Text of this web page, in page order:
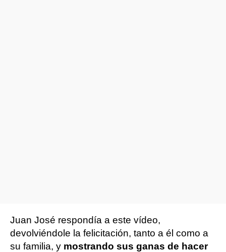
Juan José respondía a este vídeo,
devolviéndole la felicitación, tanto a él como a
su familia, y mostrando sus ganas de hacer